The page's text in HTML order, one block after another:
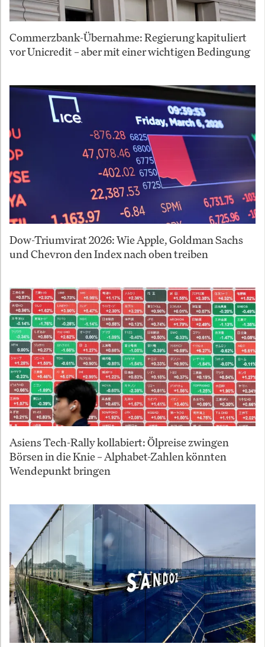
Commerzbank-Übernahme: Regierung kapituliert
vor Unicredit – aber mit einer wichtigen Bedingung
Dow-Triumvirat 2026: Wie Apple, Goldman Sachs
und Chevron den Index nach oben treiben
Asiens Tech-Rally kollabiert: Ölpreise zwingen
Börsen in die Knie – Alphabet-Zahlen könnten
Wendepunkt bringen